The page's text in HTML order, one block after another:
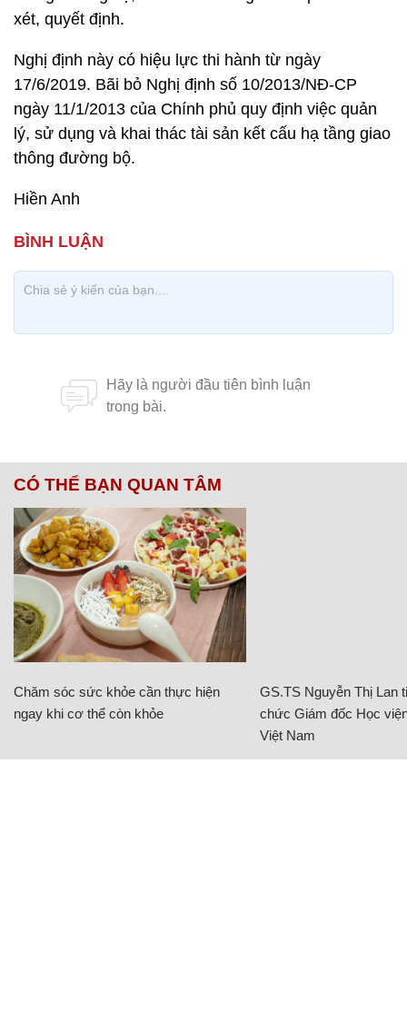
xét, quyết định.
Nghị định này có hiệu lực thi hành từ ngày
17/6/2019. Bãi bỏ Nghị định số 10/2013/NĐ-CP
ngày 11/1/2013 của Chính phủ quy định việc quản
lý, sử dụng và khai thác tài sản kết cấu hạ tầng giao
thông đường bộ.
Hiền Anh
CÓ THỂ BẠN QUAN TÂM
Chăm sóc sức khỏe cần thực hiện
ngay khi cơ thể còn khỏe
GS.TS Nguyễn Thị Lan
chức Giám đốc Học
Việt Nam